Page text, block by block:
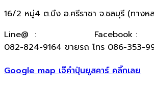
16/2 หมู่4 ต.บึง อ.ศรีราชา จ.ชลบุรี (ทาง
​Line@ :
Facebook :
082-824-9164 ขายรถ โทร 086-353-
Google map เจ๊คำปุ่นยูสคาร์ คลิ๊กเลย